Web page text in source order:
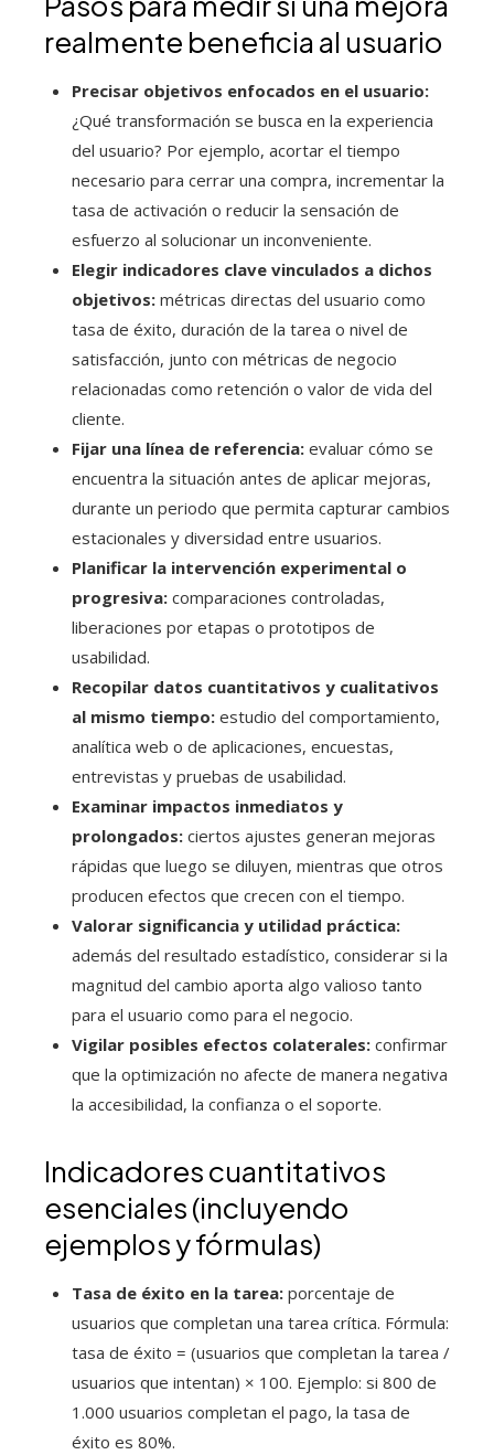
realmente beneficia al usuario
Precisar objetivos enfocados en el usuario:
¿Qué transformación se busca en la experiencia
del usuario? Por ejemplo, acortar el tiempo
necesario para cerrar una compra, incrementar la
tasa de activación o reducir la sensación de
esfuerzo al solucionar un inconveniente.
Elegir indicadores clave vinculados a dichos
objetivos: métricas directas del usuario como
tasa de éxito, duración de la tarea o nivel de
satisfacción, junto con métricas de negocio
relacionadas como retención o valor de vida del
cliente.
Fijar una línea de referencia: evaluar cómo se
encuentra la situación antes de aplicar mejoras,
durante un periodo que permita capturar cambios
estacionales y diversidad entre usuarios.
Planificar la intervención experimental o
progresiva: comparaciones controladas,
liberaciones por etapas o prototipos de
usabilidad.
Recopilar datos cuantitativos y cualitativos
al mismo tiempo: estudio del comportamiento,
analítica web o de aplicaciones, encuestas,
entrevistas y pruebas de usabilidad.
Examinar impactos inmediatos y
prolongados: ciertos ajustes generan mejoras
rápidas que luego se diluyen, mientras que otros
producen efectos que crecen con el tiempo.
Valorar significancia y utilidad práctica:
además del resultado estadístico, considerar si la
magnitud del cambio aporta algo valioso tanto
para el usuario como para el negocio.
Vigilar posibles efectos colaterales: confirmar
que la optimización no afecte de manera negativa
la accesibilidad, la confianza o el soporte.
Indicadores cuantitativos
esenciales (incluyendo
ejemplos y fórmulas)
Tasa de éxito en la tarea: porcentaje de
usuarios que completan una tarea crítica. Fórmula:
tasa de éxito = (usuarios que completan la tarea /
usuarios que intentan) × 100. Ejemplo: si 800 de
1.000 usuarios completan el pago, la tasa de
éxito es 80%.